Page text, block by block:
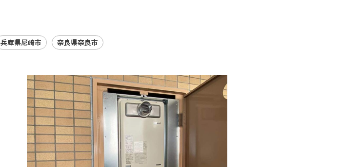
兵庫県尼崎市 奈良県奈良市